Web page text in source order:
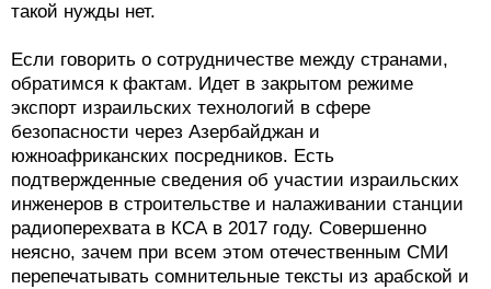
такой нужды нет.
Если говорить о сотрудничестве между странами,
обратимся к фактам. Идет в закрытом режиме
экспорт израильских технологий в сфере
безопасности через Азербайджан и
южноафриканских посредников. Есть
подтвержденные сведения об участии израильских
инженеров в строительстве и налаживании станции
радиоперехвата в КСА в 2017 году. Совершенно
неясно, зачем при всем этом отечественным СМИ
перепечатывать сомнительные тексты из арабской и